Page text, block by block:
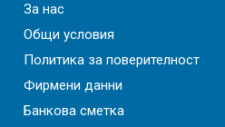
За нас
Общи условия
Политика за поверителност
Фирмени данни
Банкова сметка